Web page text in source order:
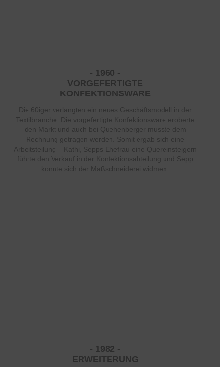
- 1960 -
VORGEFERTIGTE
KONFEKTIONSWARE
Die 60iger verlangten ein neues Geschäftsmodell in der
Textilbranche. Die vorgefertigte Konfektionsware eroberte
den Markt und auch bei Quehenberger musste dem
Rechnung getragen werden. Somit ergab sich eine
Arbeitsteilung – Kathi, Sepps Ehefrau eine Quereinsteigern
führte den Verkauf in der Konfektionsabteilung und Sepp
konnte sich der Maßschneiderei widmen.
- 1982 -
ERWEITERUNG